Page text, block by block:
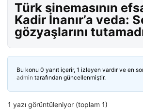
Türk sinemasının
Kadir İnanır’a veda:
gözyaşlarını
Bu konu 0 yanıt içerir, 1 izleyen vardır ve en
admin tarafından güncellenmiştir.
1 yazı görüntüleniyor (toplam 1)